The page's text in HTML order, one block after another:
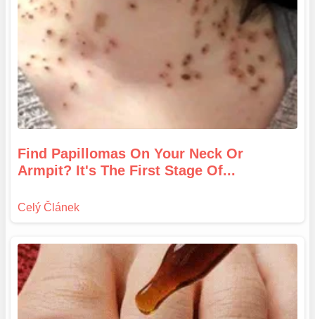
Find Papillomas On Your Neck Or
Armpit? It's The First Stage Of...